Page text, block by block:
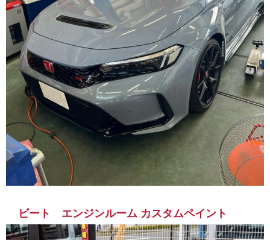
ビート エンジンルーム カスタムペイント